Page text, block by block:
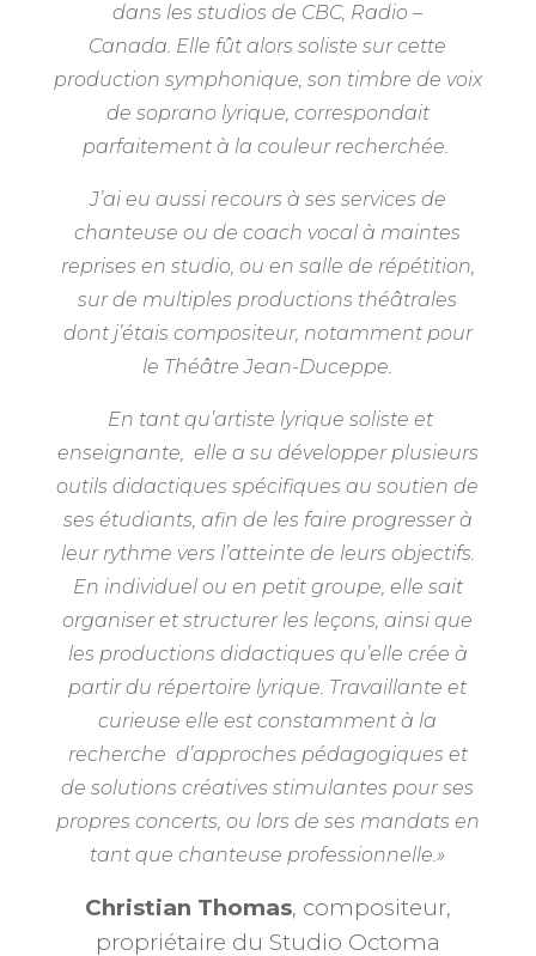
dans les studios de CBC, Radio –
Canada. Elle fût alors soliste sur cette
production symphonique, son timbre de voix
de soprano lyrique, correspondait
parfaitement à la couleur recherchée.
J’ai eu aussi recours à ses services de
chanteuse ou de coach vocal à maintes
reprises en studio, ou en salle de répétition,
sur de multiples productions théâtrales
dont j’étais compositeur, notamment pour
le Théâtre Jean-Duceppe.
En tant qu’artiste lyrique soliste et
enseignante, elle a su développer plusieurs
outils didactiques spécifiques au soutien de
ses étudiants, afin de les faire progresser à
leur rythme vers l’atteinte de leurs objectifs.
En individuel ou en petit groupe, elle sait
organiser et structurer les leçons, ainsi que
les productions didactiques qu’elle crée à
partir du répertoire lyrique. Travaillante et
curieuse elle est constamment à la
recherche d’approches pédagogiques et
de solutions créatives stimulantes pour ses
propres concerts, ou lors de ses mandats en
tant que chanteuse professionnelle.»
Christian Thomas, compositeur,
propriétaire du Studio Octoma